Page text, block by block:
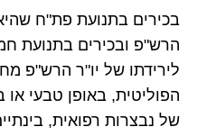
בכירים בתנועת פת"ח
הרש"פ ובכירים בתנועת
לירידתו של יו"ר הרש"פ
הפוליטית, באופן טבעי או
של נבצרות רפואית,